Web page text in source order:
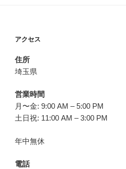
アクセス
住所
埼玉県
営業時間
月〜金: 9:00 AM – 5:00 PM
土日祝: 11:00 AM – 3:00 PM
年中無休
電話